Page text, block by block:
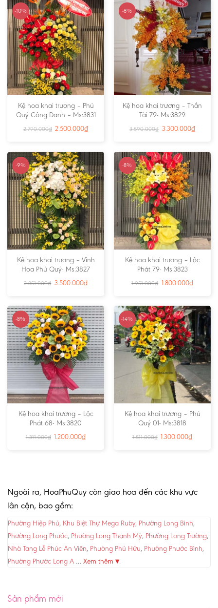
-10%
Kệ hoa khai trương – Phú
Quý Công Danh – Ms:3831
2.790.000₫ 2.500.000₫
-8%
Kệ hoa khai trương – Thần
Tài 79- Ms:3829
3.590.000₫ 3.300.000₫
-9%
Kệ hoa khai trương – Vinh
Hoa Phú Quý- Ms:3827
3.851.000₫ 3.500.000₫
-8%
Kệ hoa khai trương – Lộc
Phát 79- Ms:3823
1.951.000₫ 1.800.000₫
-8%
Kệ hoa khai trương – Lộc
Phát 68- Ms:3820
1.311.000₫ 1.200.000₫
-14%
Kệ hoa khai trương – Phú
Quý 01- Ms:3818
1.511.000₫ 1.300.000₫
Ngoài ra, HoaPhuQuy còn giao hoa đến các khu vực
lân cận, bao gồm:
Phường Hiệp Phú, Khu Biệt Thự Mega Ruby, Phường Long Bình,
Phường Long Phước, Phường Long Thạnh Mỹ, Phường Long Trường,
Nhà Tang Lễ Phúc An Viên, Phường Phú Hữu, Phường Phước Bình,
Phường Phước Long A … Xem thêm ▾.
Sản phẩm mới